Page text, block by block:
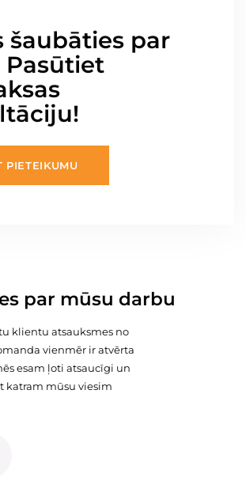
šaubāties par
Pasūtiet
PIETEIKUMU
par mūsu darbu
klientu atsauksmes no
vienmēr ir atvērta
esam ļoti atsaucīgi un
katram mūsu viesim